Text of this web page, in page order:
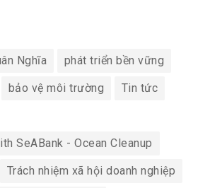
Nghĩa phát triển bền vững
bảo vệ môi trường Tin tức
SeABank - Ocean Cleanup
Trách nhiệm xã hội doanh nghiệp